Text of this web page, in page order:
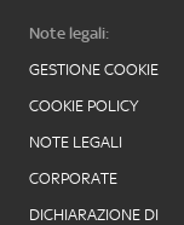
Note legali:
GESTIONE COOKIE
COOKIE POLICY
NOTE LEGALI
CORPORATE
DICHIARAZIONE DI